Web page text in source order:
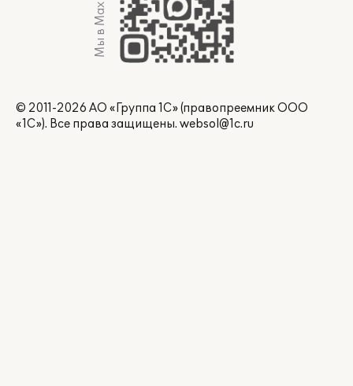
Мы в Max
© 2011-2026 АО «Группа 1С» (правопреемник ООО
«1С»). Все права защищены. websol@1c.ru